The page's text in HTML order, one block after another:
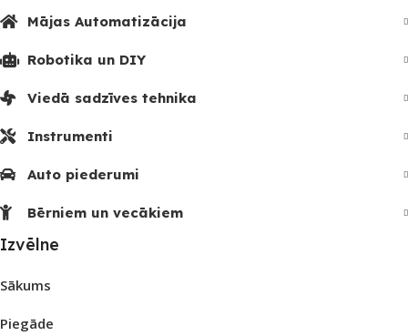
Mājas Automatizācija
Robotika un DIY
Viedā sadzīves tehnika
Instrumenti
Auto piederumi
Bērniem un vecākiem
Izvēlne
Sākums
Piegāde